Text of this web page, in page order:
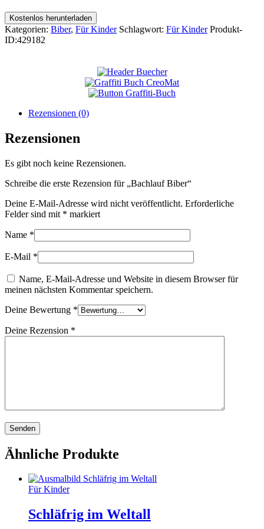
Kostenlos herunterladen
Kategorien: Biber, Für Kinder Schlagwort: Für Kinder Produkt-
ID:429182
Rezensionen (0)
Rezensionen
Es gibt noch keine Rezensionen.
Schreibe die erste Rezension für „Bachlauf Biber“
Deine E-Mail-Adresse wird nicht veröffentlicht. Erforderliche
Felder sind mit * markiert
Name *
E-Mail *
Name, E-Mail-Adresse und Website in diesem Browser für
meinen nächsten Kommentar speichern.
Deine Bewertung *
Deine Rezension *
Ähnliche Produkte
Für Kinder
Schläfrig im Weltall